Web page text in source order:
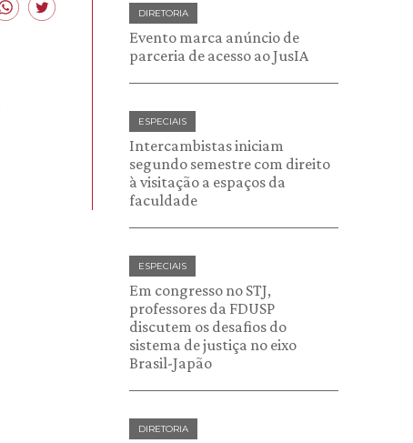
DIRETORIA
Evento marca anúncio de
parceria de acesso ao JusIA
ESPECIAIS
Intercambistas iniciam
segundo semestre com direito
à visitação a espaços da
faculdade
ESPECIAIS
Em congresso no STJ,
professores da FDUSP
discutem os desafios do
sistema de justiça no eixo
Brasil-Japão
DIRETORIA